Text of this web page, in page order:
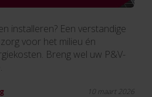
installeren? Een verstandige
voor het milieu én
Breng wel uw P&V-
10 maart 2026